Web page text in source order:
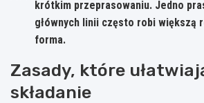
krótkim przeprasowaniu. Jedno
głównych linii często robi większą
forma.
Zasady, które
składanie